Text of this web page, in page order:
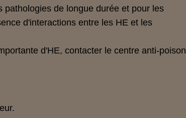
pathologies de longue durée et pour les
d'interactions entre les HE et les
d'HE, contacter le centre anti-poison